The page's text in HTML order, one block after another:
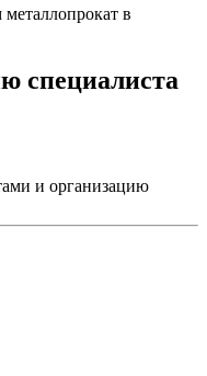
металлопрокат в
специалиста
и организацию